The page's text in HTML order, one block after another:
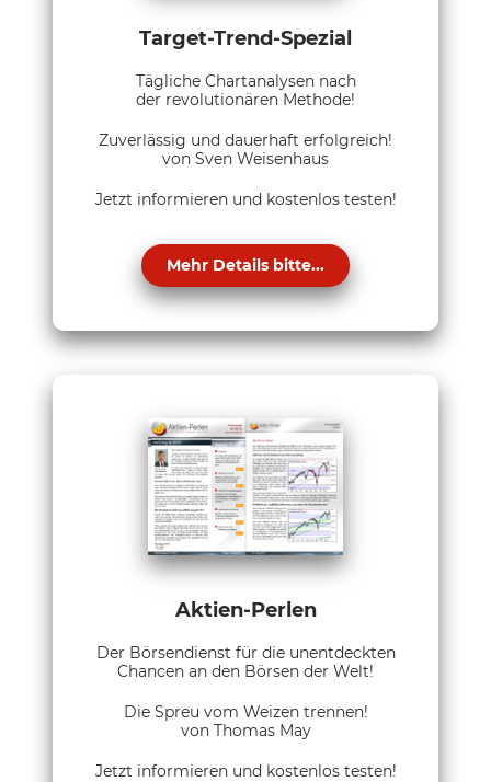
Target-Trend-Spezial
Tägliche Chartanalysen nach
der revolutionären Methode!
Zuverlässig und dauerhaft erfolgreich!
von Sven Weisenhaus
Jetzt informieren und kostenlos testen!
Mehr Details bitte...
Aktien-Perlen
Der Börsendienst für die unentdeckten
Chancen an den Börsen der Welt!
Die Spreu vom Weizen trennen!
von Thomas May
Jetzt informieren und kostenlos testen!